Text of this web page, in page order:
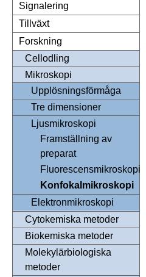
Signalering
Tillväxt
Forskning
Cellodling
Mikroskopi
Upplösningsförmåga
Tre dimensioner
Ljusmikroskopi
Framställning av
preparat
Fluorescensmikroskopi
Konfokalmikroskopi
Elektronmikroskopi
Cytokemiska metoder
Biokemiska metoder
Molekylärbiologiska
metoder